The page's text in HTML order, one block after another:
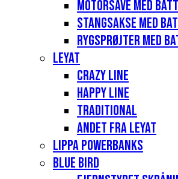
Motorsave med
Stangsakse med
Rygsprøjter med
Leyat
Crazy Line
Happy Line
Traditional
Andet fra Leyat
Lippa Powerbanks
Blue Bird